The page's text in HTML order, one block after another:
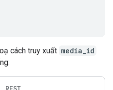
cách truy xuất media_id